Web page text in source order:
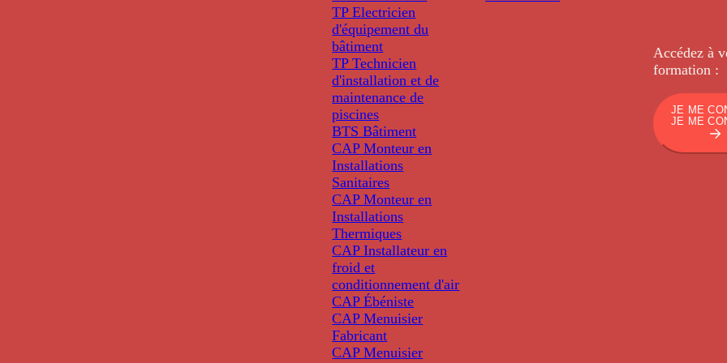
TP Electricien
d'équipement du
bâtiment
TP Technicien
d'installation et de
maintenance de
piscines
BTS Bâtiment
CAP Monteur en
Installations
Sanitaires
CAP Monteur en
Installations
Thermiques
CAP Installateur en
froid et
conditionnement d'air
CAP Ébéniste
CAP Menuisier
Fabricant
CAP Menuisier
Accédez à
formation :
JE ME
JE ME